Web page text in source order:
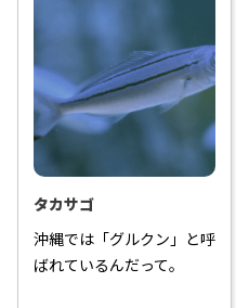
タカサゴ
沖縄では「グルクン」と呼
ばれているんだって。